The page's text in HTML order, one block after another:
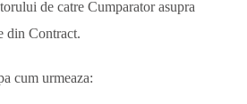
de catre Cumparator asupra
din Contract.
cum urmeaza: